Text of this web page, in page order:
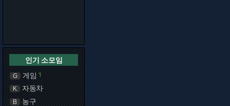
인기 소모임
G 게임 1
K 자동차
B 농구